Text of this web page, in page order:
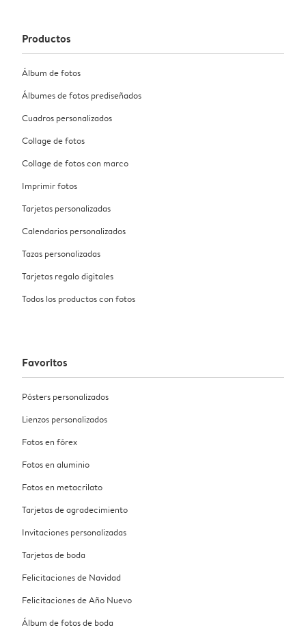
Productos
Álbum de fotos
Álbumes de fotos prediseñados
Cuadros personalizados
Collage de fotos
Collage de fotos con marco
Imprimir fotos
Tarjetas personalizadas
Calendarios personalizados
Tazas personalizadas
Tarjetas regalo digitales
Todos los productos con fotos
Favoritos
Pósters personalizados
Lienzos personalizados
Fotos en fórex
Fotos en aluminio
Fotos en metacrilato
Tarjetas de agradecimiento
Invitaciones personalizadas
Tarjetas de boda
Felicitaciones de Navidad
Felicitaciones de Año Nuevo
Álbum de fotos de boda